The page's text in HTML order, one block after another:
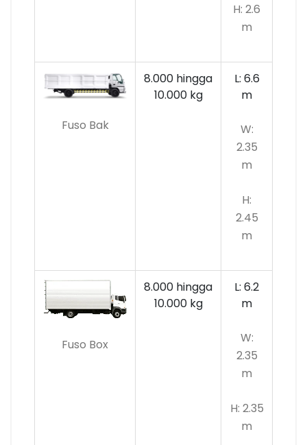
H: 2.6
m
Fuso Bak
8.000 hingga
10.000kg
L: 6.6
m
W:
2.35
m
H:
2.45
m
Fuso Box
8.000 hingga
10.000 kg
L: 6.2
m
W:
2.35
m
H: 2.35
m